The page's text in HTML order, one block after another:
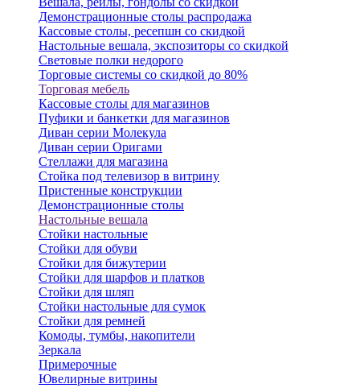
Демонстрационные столы распродажа
Кассовые столы, ресепшн со скидкой
Настольные вешала, экспозиторы со скидкой
Световые полки недорого
Торговые системы со скидкой до 80%
Торговая мебель
Кассовые столы для магазинов
Пуфики и банкетки для магазинов
Диван серии Молекула
Диван серии Оригами
Стеллажи для магазина
Стойка под телевизор в витрину
Пристенные конструкции
Демонстрационные столы
Настольные вешала
Стойки настольные
Стойки для обуви
Стойки для бижутерии
Стойки для шарфов и платков
Стойки для шляп
Стойки настольные для сумок
Стойки для ремней
Комоды, тумбы, накопители
Зеркала
Примерочные
Ювелирные витрины